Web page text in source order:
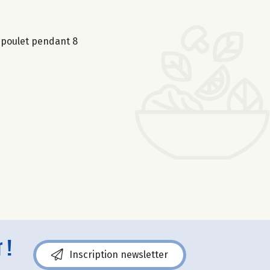
pendant 8
! Inscription newsletter